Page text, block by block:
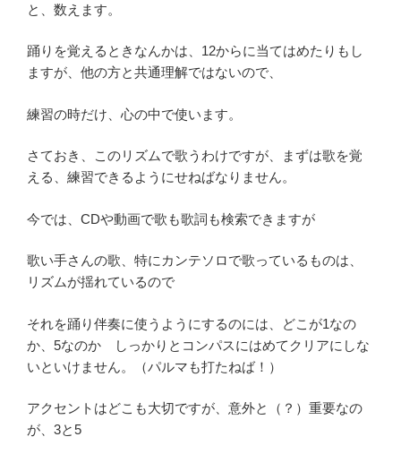
と、数えます。
踊りを覚えるときなんかは、12からに当てはめたりもし
ますが、他の方と共通理解ではないので、
練習の時だけ、心の中で使います。
さておき、このリズムで歌うわけですが、まずは歌を覚
える、練習できるようにせねばなりません。
今では、CDや動画で歌も歌詞も検索できますが
歌い手さんの歌、特にカンテソロで歌っているものは、
リズムが揺れているので
それを踊り伴奏に使うようにするのには、どこが1なの
か、5なのか しっかりとコンパスにはめてクリアにしな
いといけません。（パルマも打たねば！）
アクセントはどこも大切ですが、意外と（？）重要なの
が、3と5